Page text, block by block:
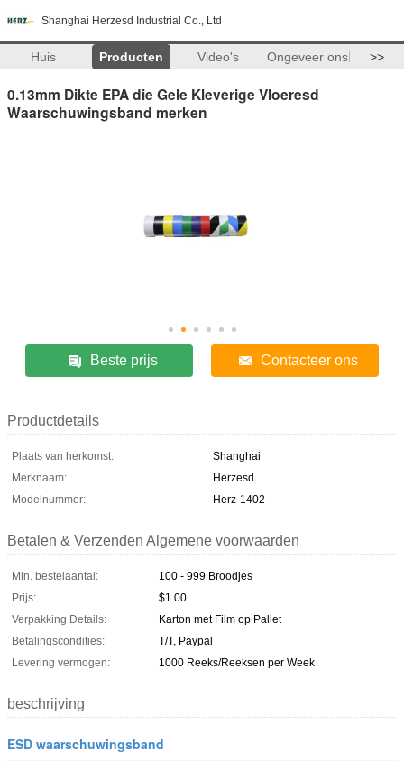
Shanghai Herzesd Industrial Co., Ltd
Huis Producten Video's Ongeveer ons >>
0.13mm Dikte EPA die Gele Kleverige Vloeresd
Waarschuwingsband merken
Beste prijs Contacteer ons
Productdetails
Plaats van herkomst:
Shanghai
Merknaam:
Herzesd
Modelnummer:
Herz-1402
Betalen & Verzenden Algemene voorwaarden
Min. bestelaantal:
100 - 999 Broodjes
Prijs:
$1.00
Verpakking Details:
Karton met Film op Pallet
Betalingscondities:
T/T, Paypal
Levering vermogen:
1000 Reeks/Reeksen per Week
beschrijving
ESD waarschuwingsband